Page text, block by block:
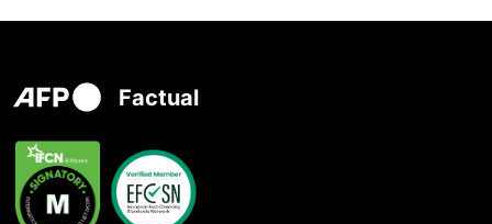
Factual